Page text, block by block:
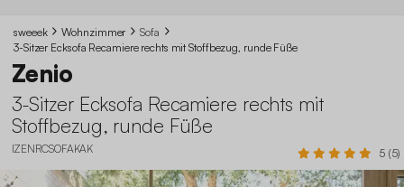
sweeek Wohnzimmer
Sofa
3-Sitzer Ecksofa Recamiere rechts mit Stoffbezug, runde Füße
Zenio
3-Sitzer Ecksofa Recamiere rechts mit
Stoffbezug, runde Füße
IZENRCSOFAKAK 5 (5)